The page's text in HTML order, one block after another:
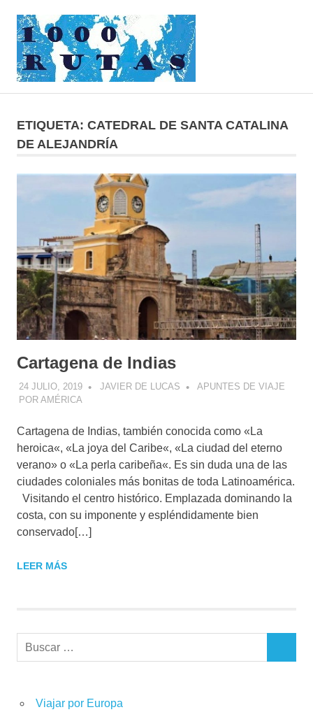
contenido
ruedas
ETIQUETA: CATEDRAL DE SANTA CATALINA
DE ALEJANDRÍA
Cartagena de Indias
24 JULIO, 2019 JAVIER DE LUCAS
APUNTES DE VIAJE
POR AMÉRICA
Cartagena de Indias, también conocida como «La
heroica«, «La joya del Caribe«, «La ciudad del eterno
verano» o «La perla caribeña«. Es sin duda una de las
ciudades coloniales más bonitas de toda Latinoamérica.
Visitando el centro histórico. Emplazada dominando la
costa, con su imponente y espléndidamente bien
conservado[…]
LEER MÁS
Buscar:
Viajar por Europa